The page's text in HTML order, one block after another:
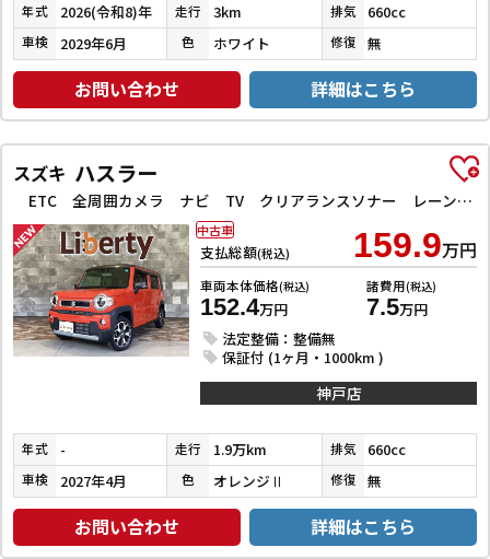
年式 2026(令和8)年 走行 3km 排気 660cc
車検 2029年6月 色 ホワイト 修復 無
お問い合わせ 詳細はこちら
スズキ ハスラー
ETC 全周囲カメラ ナビ TV クリアランスソナー レーンアシスト 衝突被害軽減システム オートライト スマートキー アイドリングストップ 電動格納ミラー シートヒーター CVT ESC CD
支払総額(税込) 159.9万円
車両本体価格(税込)
152.4万円
諸費用(税込)
7.5万円
法定整備：整備無
保証付 (1ヶ月・1000km )
中古車
神戸店
年式 - 走行 1.9万km 排気 660cc
車検 2027年4月 色 オレンジⅡ 修復 無
お問い合わせ 詳細はこちら